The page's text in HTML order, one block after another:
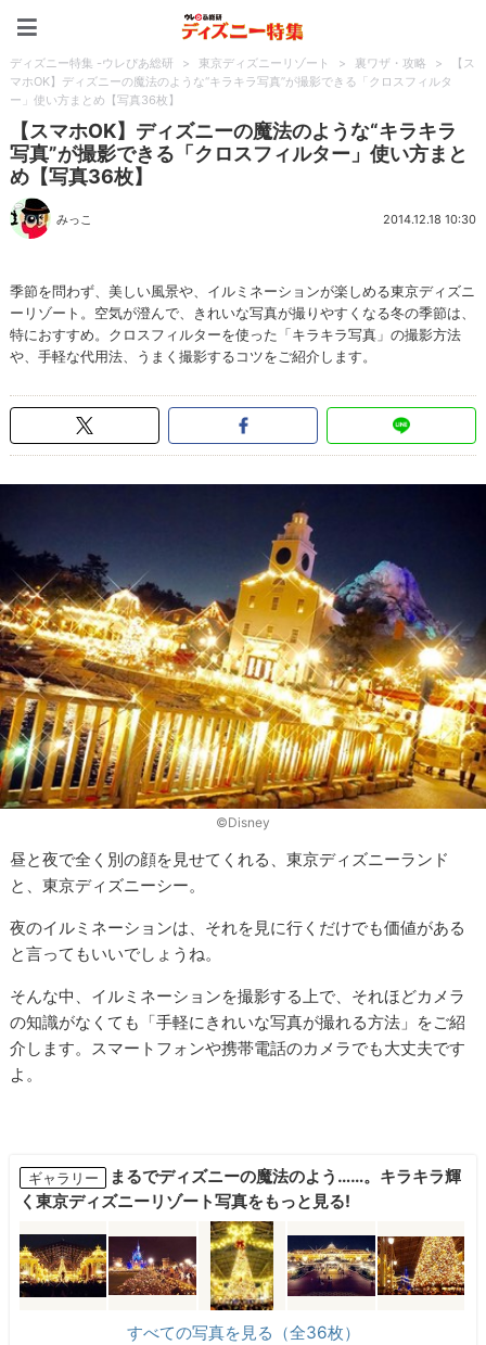
ディズニー特集 -ウレぴあ総研 > 東京ディズニーリゾート > 裏ワザ・攻略 >
【ス
マホOK】ディズニーの魔法のような“キラキラ写真”が撮影できる「クロスフィルタ
ー」使い方まとめ【写真36枚】
【スマホOK】ディズニーの魔法のような“キラキラ
写真”が撮影できる「クロスフィルター」使い方まと
め【写真36枚】
みっこ 2014.12.18 10:30
季節を問わず、美しい風景や、イルミネーションが楽しめる東京ディズニ
ーリゾート。空気が澄んで、きれいな写真が撮りやすくなる冬の季節は、
特におすすめ。クロスフィルターを使った「キラキラ写真」の撮影方法
や、手軽な代用法、うまく撮影するコツをご紹介します。
©Disney
昼と夜で全く別の顔を見せてくれる、東京ディズニーランド
と、東京ディズニーシー。
夜のイルミネーションは、それを見に行くだけでも価値がある
と言ってもいいでしょうね。
そんな中、イルミネーションを撮影する上で、それほどカメラ
の知識がなくても「手軽にきれいな写真が撮れる方法」をご紹
介します。スマートフォンや携帯電話のカメラでも大丈夫です
よ。
ギャラリー
まるでディズニーの魔法のよう……。キラキラ輝
く東京ディズニーリゾート写真をもっと見る!
すべての写真を見る（全36枚）